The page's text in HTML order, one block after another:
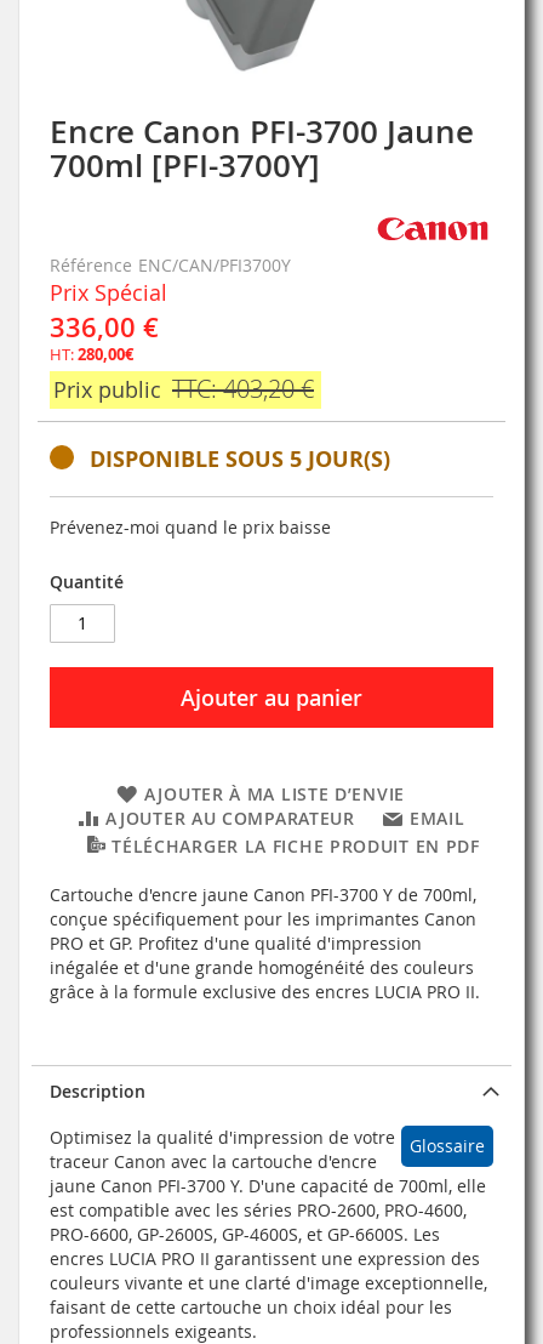
Encre Canon PFI-3700 Jaune
700ml [PFI-3700Y]
Référence ENC/CAN/PFI3700Y
Prix Spécial
336,00 €
HT:280,00€
Prix public TTC: 403,20 €
DISPONIBLE SOUS 5 JOUR(S)
Prévenez-moi quand le prix baisse
Quantité
Ajouter au panier
AJOUTER À MA LISTE D’ENVIE
AJOUTER AU COMPARATEUR
EMAIL
TÉLÉCHARGER LA FICHE PRODUIT EN PDF
Cartouche d'encre jaune Canon PFI-3700 Y de 700ml,
conçue spécifiquement pour les imprimantes Canon
PRO et GP. Profitez d'une qualité d'impression
inégalée et d'une grande homogénéité des couleurs
grâce à la formule exclusive des encres LUCIA PRO II.
Skip
to
the
images
gallery
Description
Glossaire
Optimisez la qualité d'impression de votre
traceur Canon avec la cartouche d'encre
jaune Canon PFI-3700 Y. D'une capacité de 700ml, elle
est compatible avec les séries PRO-2600, PRO-4600,
PRO-6600, GP-2600S, GP-4600S, et GP-6600S. Les
encres LUCIA PRO II garantissent une expression des
couleurs vivante et une clarté d'image exceptionnelle,
faisant de cette cartouche un choix idéal pour les
professionnels exigeants.